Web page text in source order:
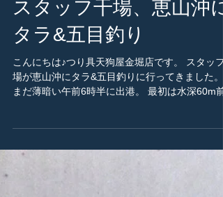
つり具天狗屋
2019年12月17日
スタッフ干場、恵山沖に
タラ&五目釣り